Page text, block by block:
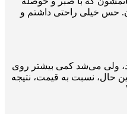
حس خیلی راحتی داشتم و
ولی می‌شد کمی بیشتر روی
حال، نسبت به قیمت، نتیجه